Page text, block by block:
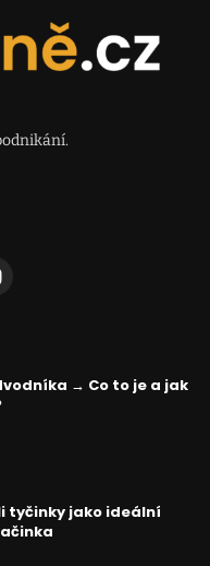
→ Co to je a jak
tyčinky jako ideální